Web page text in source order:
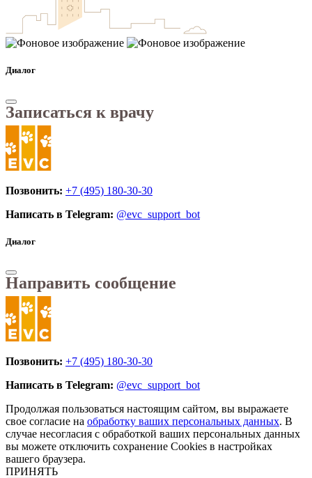
Диалог
Записаться к врачу
Позвонить: +7 (495) 180-30-30
Написать в Telegram: @evc_support_bot
Диалог
Направить сообщение
Позвонить: +7 (495) 180-30-30
Написать в Telegram: @evc_support_bot
Продолжая пользоваться настоящим сайтом, вы выражаете
свое согласие на обработку ваших персональных данных. В
случае несогласия с обработкой ваших персональных данных
вы можете отключить сохранение Cookies в настройках
вашего браузера.
ПРИНЯТЬ